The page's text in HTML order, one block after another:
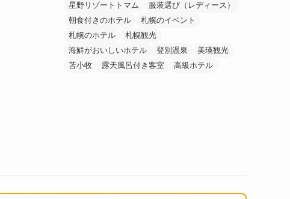
星野リゾートトマム
服装選び（レディース）
朝食付きのホテル
札幌のイベント
札幌のホテル
札幌観光
海鮮がおいしいホテル
登別温泉
美瑛観光
苫小牧
露天風呂付き客室 高級ホテル